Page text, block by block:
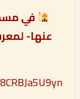
في
عنها-